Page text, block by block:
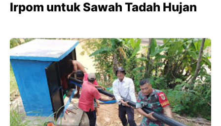
Irpom untuk Sawah Tadah Hujan